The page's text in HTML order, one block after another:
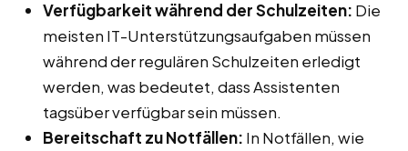
Verfügbarkeit während der Schulzeiten: Die
meisten IT-Unterstützungsaufgaben müssen
während der regulären Schulzeiten erledigt
werden, was bedeutet, dass Assistenten
tagsüber verfügbar sein müssen.
Bereitschaft zu Notfällen: In Notfällen, wie